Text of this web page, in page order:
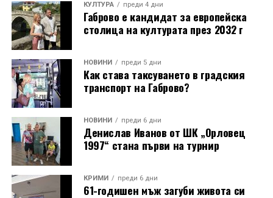
КУЛТУРА преди 4 дни
Габрово е кандидат за европейска
столица на културата през 2032 г
НОВИНИ преди 5 дни
Как става таксуването в градския
транспорт на Габрово?
НОВИНИ преди 6 дни
Денислав Иванов от ШК „Орловец
1997“ стана първи на турнир
КРИМИ преди 6 дни
61-годишен мъж загуби живота си